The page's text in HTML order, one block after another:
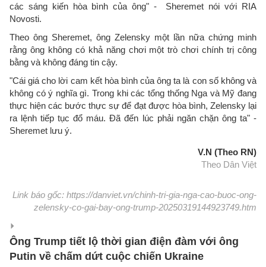
các sáng kiến hòa bình của ông" - Sheremet nói với RIA
Novosti.
Theo ông Sheremet, ông Zelensky một lần nữa chứng minh
rằng ông không có khả năng chơi một trò chơi chính trị công
bằng và không đáng tin cậy.
"Cái giá cho lời cam kết hòa bình của ông ta là con số không và
không có ý nghĩa gì. Trong khi các tổng thống Nga và Mỹ đang
thực hiện các bước thực sự để đạt được hòa bình, Zelensky lại
ra lệnh tiếp tục đổ máu. Đã đến lúc phải ngăn chặn ông ta" -
Sheremet lưu ý.
V.N (Theo RN)
Theo Dân Việt
Link báo gốc: https://danviet.vn/chinh-tri-gia-nga-cao-buoc-ong-
zelensky-co-gai-bay-ong-trump-20250319144923749.htm
Ông Trump tiết lộ thời gian điện đàm với ông
Putin về chấm dứt cuộc chiến Ukraine